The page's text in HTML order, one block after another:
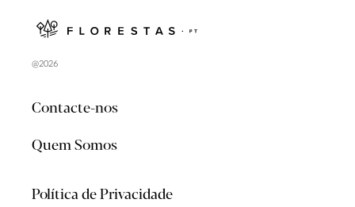
@2026
Contacte-nos
Quem Somos
Política de Privacidade